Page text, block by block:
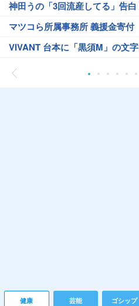
神田うの「3回流産してる」告白
マツコら所属事務所 義援金寄付
VIVANT 台本に「黒須M」の文字
健康 芸能 ゴシップ